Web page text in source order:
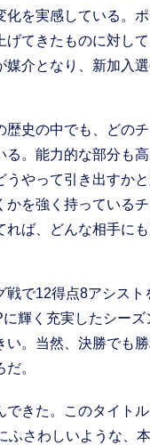
化を実感している。
げてきたものに対し
媒介となり、新加入
歴史の中でも、どの
る。能力的な部分も
うやって引き出すか
かを強く持っている
れば、どんな相手に
で12得点8アシスト
輝く充実したシーズ
い。当然、決勝でも
。
できた。このタイト
ふさわしいような、